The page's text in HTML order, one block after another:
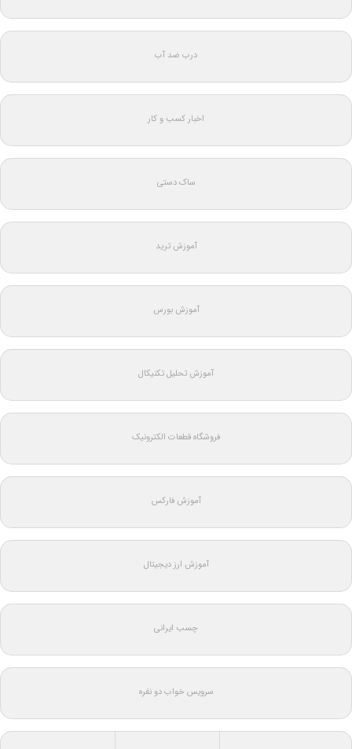
درب ضد آب
اخبار کسب و کار
ساک دستی
آموزش ترید
آموزش بورس
آموزش تحلیل تکنیکال
فروشگاه قطعات الکترونیک
آموزش فارکس
آموزش ارز دیجیتال
چسب ایرانی
سرویس خواب دو نفره